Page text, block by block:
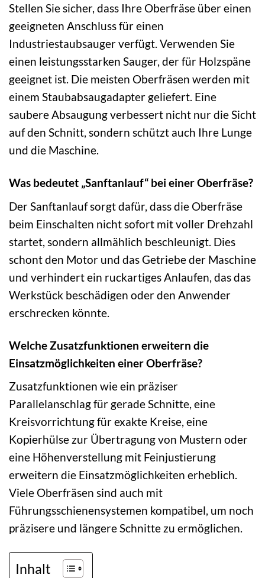
Stellen Sie sicher, dass Ihre Oberfräse über einen
geeigneten Anschluss für einen
Industriestaubsauger verfügt. Verwenden Sie
einen leistungsstarken Sauger, der für Holzspäne
geeignet ist. Die meisten Oberfräsen werden mit
einem Staubabsaugadapter geliefert. Eine
saubere Absaugung verbessert nicht nur die Sicht
auf den Schnitt, sondern schützt auch Ihre Lunge
und die Maschine.
Was bedeutet „Sanftanlauf“ bei einer Oberfräse?
Der Sanftanlauf sorgt dafür, dass die Oberfräse
beim Einschalten nicht sofort mit voller Drehzahl
startet, sondern allmählich beschleunigt. Dies
schont den Motor und das Getriebe der Maschine
und verhindert ein ruckartiges Anlaufen, das das
Werkstück beschädigen oder den Anwender
erschrecken könnte.
Welche Zusatzfunktionen erweitern die
Einsatzmöglichkeiten einer Oberfräse?
Zusatzfunktionen wie ein präziser
Parallelanschlag für gerade Schnitte, eine
Kreisvorrichtung für exakte Kreise, eine
Kopierhülse zur Übertragung von Mustern oder
eine Höhenverstellung mit Feinjustierung
erweitern die Einsatzmöglichkeiten erheblich.
Viele Oberfräsen sind auch mit
Führungsschienensystemen kompatibel, um noch
präzisere und längere Schnitte zu ermöglichen.
Inhalt